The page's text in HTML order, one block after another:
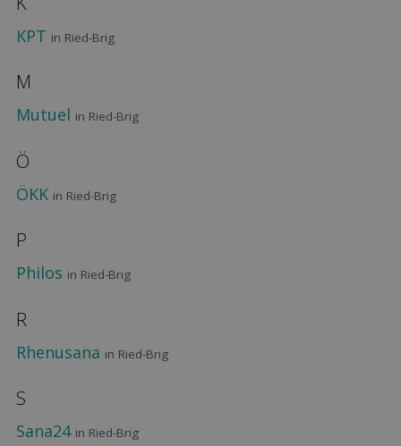
KPT in Ried-Brig
M
Mutuel in Ried-Brig
Ö
ÖKK in Ried-Brig
P
Philos in Ried-Brig
R
Rhenusana in Ried-Brig
S
Sana24 in Ried-Brig